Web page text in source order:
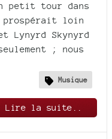
petit tour dans
prospérait loin
Lynyrd Skynyrd
; nous
Musique
Lire la suite..